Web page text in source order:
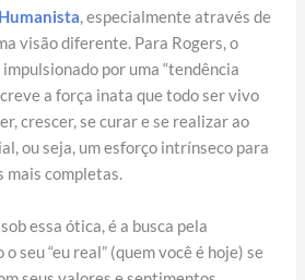
, especialmente através de
visão diferente. Para Rogers, o
por uma “tendência
a força inata que todo ser vivo
crescer, se curar e se realizar ao
ou seja, um esforço intrínseco para
mais completas.
essa ótica, é a busca pela
o seu “eu real” (quem você é hoje) se